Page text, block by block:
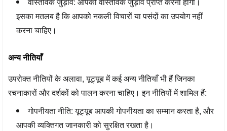
इसका मतलब है कि आपको नकली विचारों या पसंदों का उपयोग नहीं
करना चाहिए।
अन्य नीतियाँ
उपरोक्त नीतियों के अलावा, यूट्यूब में कई अन्य नीतियाँ भी हैं जिनका
रचनाकारों और दर्शकों को पालन करना चाहिए। इन नीतियों में शामिल हैं:
गोपनीयता नीति:यूट्यूब आपकी गोपनीयता का सम्मान करता है, और
आपकी व्यक्तिगत जानकारी को सुरक्षित रखता है।